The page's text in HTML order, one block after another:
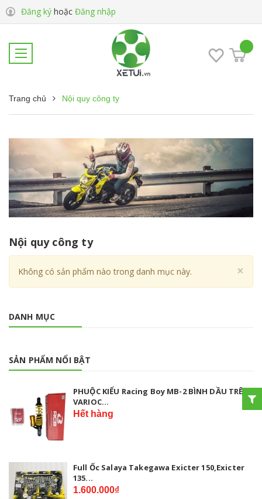
Đăng ký hoặc Đăng nhập
Trang chủ Nội quy công ty
Nội quy công ty
×
Không có sản phẩm nào trong danh mục này.
DANH MỤC
SẢN PHẨM NỔI BẬT
PHUỘC KIỂU Racing Boy MB-2 BÌNH DẦU TRÊN
VARIOC...
Hết hàng
Full Ốc Salaya Takegawa Exicter 150,Exicter
135...
1.600.000₫